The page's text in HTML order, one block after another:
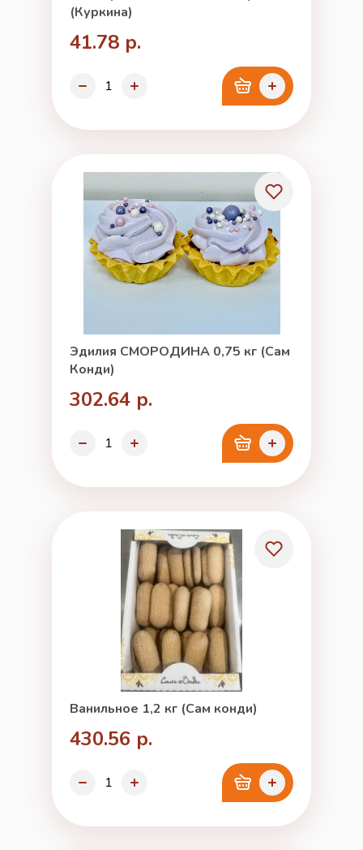
(Куркина)
41.78 р.
Эдилия СМОРОДИНА 0,75 кг (Сам
Конди)
302.64 р.
Ванильное 1,2 кг (Сам конди)
430.56 р.